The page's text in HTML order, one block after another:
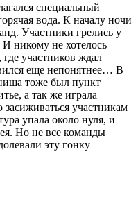
специальный
вода. К началу ночи
Участники грелись у
никому не хотелось
участников ждал
еще непонятнее… В
тоже был пункт
а так же играла
участникам
упала около нуля, и
Но не все команды
эту гонку